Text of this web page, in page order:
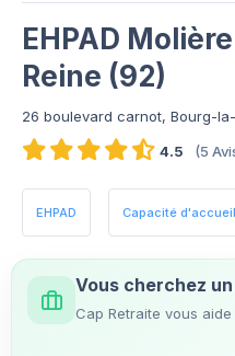
EHPAD
Reine (92)
26 boulevard carnot, Bourg-
4.5
(5
EHPAD Capacité
Vous cherchez
Cap Retraite vous